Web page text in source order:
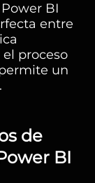
BI
entre
proceso
un
de
BI